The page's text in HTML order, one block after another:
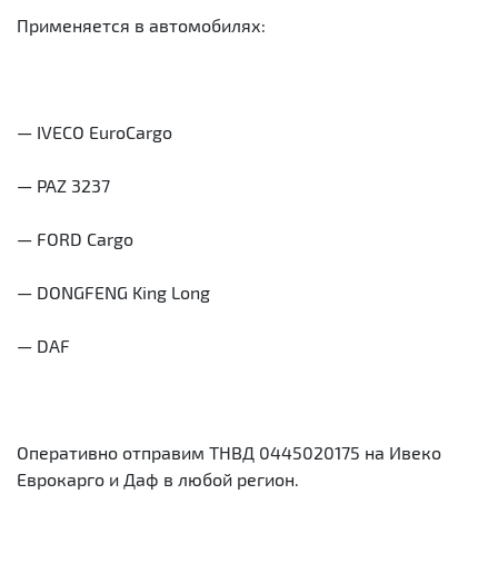
Применяется в автомобилях:
— IVECO EuroCargo
— PAZ 3237
— FORD Cargo
— DONGFENG King Long
— DAF
Оперативно отправим ТНВД 0445020175 на Ивеко
Еврокарго и Даф в любой регион.